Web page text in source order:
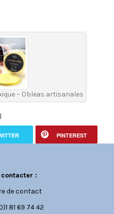
– Obleas artisanales
PINTEREST
contacter :
de contact
81 69 74 42